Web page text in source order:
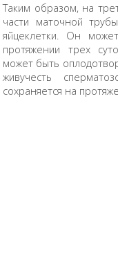
Таким образом, на
части маточной
яйцеклетки. Он
протяжении трех
может быть
живучесть
сохраняется на